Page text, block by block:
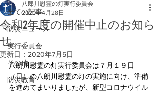
全ての記事
防災ニュース
実行委員会
その他
防災教育
令和2年度の開催中止のお知ら
せ
八郎川慰霊の灯実行委員会
2020年4月28日
更新日： 2020年7月5日
八朗川慰霊の灯実行委員会は７月１９日
（日）の八朗川慰霊の灯の実施に向け、準備
を進めてまいりましたが、新型コロナウイル